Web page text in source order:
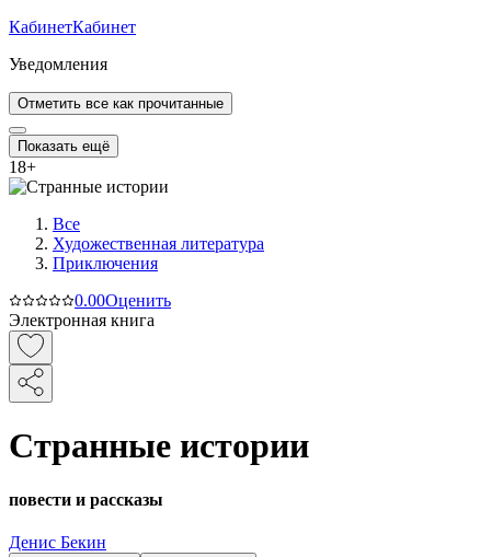
КабинетКабинет
Уведомления
Отметить все как прочитанные
Показать ещё
18+
Все
Художественная литература
Приключения
0.00Оценить
Электронная книга
Странные истории
повести и рассказы
Денис Бекин